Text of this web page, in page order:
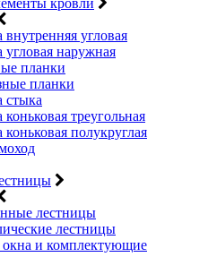
кровли
угловая
угловая наружная
планки
планки
стыка
треугольная
полукруглая
лестницы
лестницы
и комплектующие